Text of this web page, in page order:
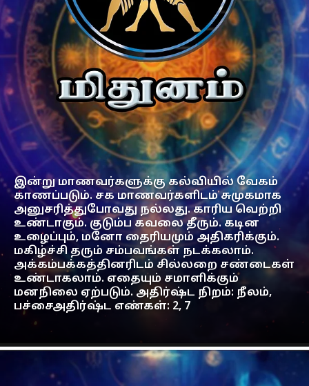
இன்று மாணவர்களுக்கு கல்வியில் வேகம்
காணப்படும். சக மாணவர்களிடம் சுமுகமாக
அனுசரித்துபோவது நல்லது. காரிய வெற்றி
உண்டாகும். குடும்ப கவலை தீரும். கடின
உழைப்பும், மனோ தைரியமும் அதிகரிக்கும்.
மகிழ்ச்சி தரும் சம்பவங்கள் நடக்கலாம்.
அக்கம்பக்கத்தினரிடம் சில்லறை சண்டைகள்
உண்டாகலாம். எதையும் சமாளிக்கும்
மனநிலை ஏற்படும். அதிர்ஷ்ட நிறம்: நீலம்,
பச்சைஅதிர்ஷ்ட எண்கள்: 2, 7